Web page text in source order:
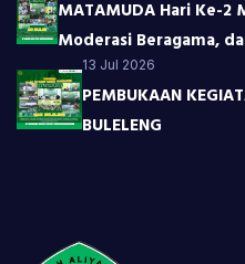
MATAMUDA Hari Ke-2
Moderasi Beragama,
13 Jul 2026
PEMBUKAAN
BULELENG